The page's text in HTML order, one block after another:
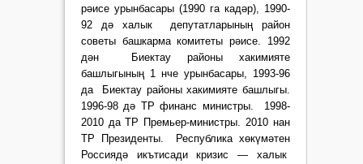
рәисе урынбасары (1990 га кадәр), 1990-
92 дә халык депутатларының район
советы башкарма комитеты рәисе. 1992
дән Биектау районы хакимияте
башлыгының 1 нче урынбасары, 1993-96
да Биектау районы хакимияте башлыгы.
1996-98 дә ТР финанс министры. 1998-
2010 да ТР Премьер-министры. 2010 нан
ТР Президенты. Республика хөкүмәтен
Россиядә икътисади кризис — халык